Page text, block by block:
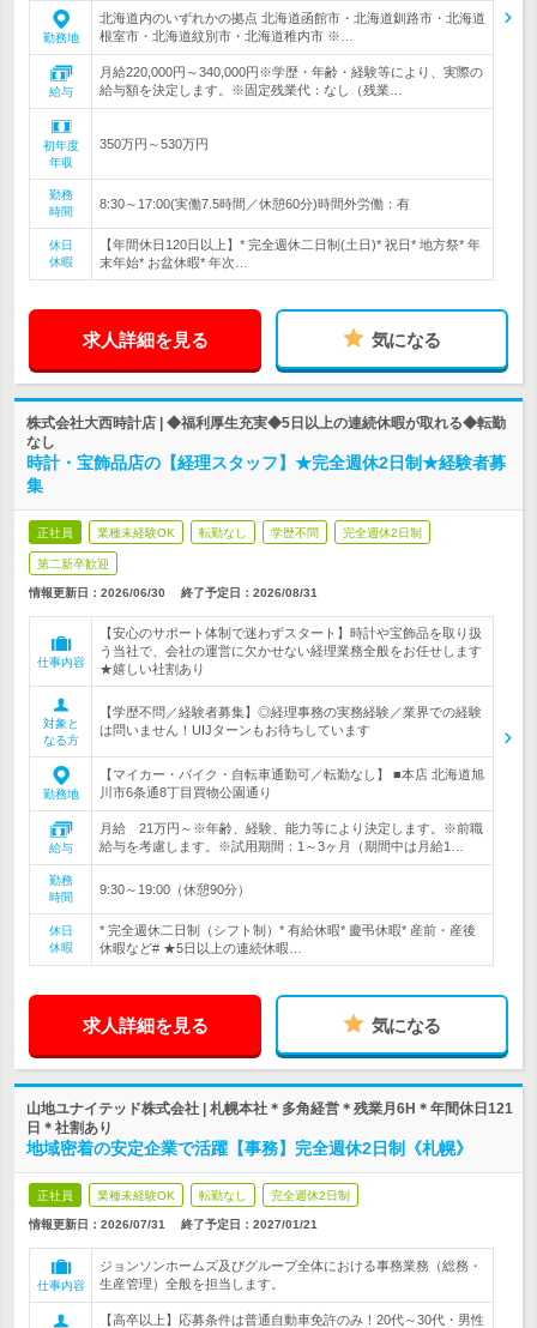
勤務地
北海道内のいずれかの拠点 北海道函館市・北海道釧路市・北海道
根室市・北海道紋別市・北海道稚内市 ※…
給与
月給220,000円～340,000円※学歴・年齢・経験等により、実際の
給与額を決定します。※固定残業代：なし（残業…
初年度
年収
350万円～530万円
勤務
時間
8:30～17:00(実働7.5時間／休憩60分)時間外労働：有
休日
休暇
【年間休日120日以上】* 完全週休二日制(土日)* 祝日* 地方祭* 年
末年始* お盆休暇* 年次…
求人詳細を見る 気になる
株式会社大西時計店 | ◆福利厚生充実◆5日以上の連続休暇が取れる◆転勤
なし
時計・宝飾品店の【経理スタッフ】★完全週休2日制★経験者募
集
正社員 業種未経験OK 転勤なし 学歴不問 完全週休2日制
第二新卒歓迎
情報更新日：2026/06/30 終了予定日： 2026/08/31
仕事内容
【安心のサポート体制で迷わずスタート】時計や宝飾品を取り扱
う当社で、会社の運営に欠かせない経理業務全般をお任せします
★嬉しい社割あり
対象と
なる方
【学歴不問／経験者募集】◎経理事務の実務経験／業界での経験
は問いません！UIJターンもお待ちしています
勤務地
【マイカー・バイク・自転車通勤可／転勤なし】 ■本店 北海道旭
川市6条通8丁目買物公園通り
給与
月給 21万円～※年齢、経験、能力等により決定します。※前職
給与を考慮します。※試用期間：1～3ヶ月（期間中は月給1…
勤務
時間
9:30～19:00（休憩90分）
休日
休暇
* 完全週休二日制（シフト制）* 有給休暇* 慶弔休暇* 産前・産後
休暇など# ★5日以上の連続休暇…
求人詳細を見る 気になる
山地ユナイテッド株式会社 | 札幌本社＊多角経営＊残業月6H＊年間休日121
日＊社割あり
地域密着の安定企業で活躍【事務】完全週休2日制《札幌》
正社員 業種未経験OK 転勤なし 完全週休2日制
情報更新日：2026/07/31 終了予定日： 2027/01/21
仕事内容
ジョンソンホームズ及びグループ全体における事務業務（総務・
生産管理）全般を担当します。
【高卒以上】応募条件は普通自動車免許のみ！20代～30代・男性